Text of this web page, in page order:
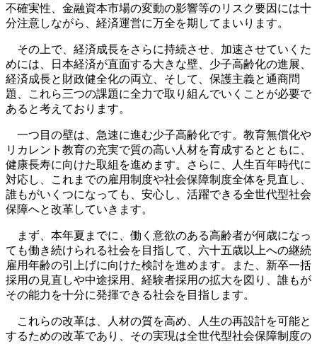
不確実性、金融資本市場の変動の影響等のリスク要因には十
分注意しながら、経済運営に万全を期してまいります。
その上で、経済成長をさらに持続させ、加速させていくた
めには、日本経済が直面する大きな壁、少子高齢化の進展、
経済成長と財政健全化の両立、そして、保護主義と通商問
題、これら三つの課題に全力で取り組んでいくことが必要で
あると考えております。
一つ目の壁は、急速に進む少子高齢化です。教育無償化や
リカレント教育の充実で質の高い人材を育成するとともに、
健康長寿に向けた取組を進めます。さらに、人生百年時代に
対応し、これまでの雇用制度や社会保障制度全体を見直し、
誰もがいくつになっても、安心し、活躍できる全世代型社会
保障へと改革していきます。
まず、本年夏までに、働く意欲のある高齢者が何歳になっ
ても働き続けられる社会を目指して、六十五歳以上への継続
雇用年齢の引上げに向けた検討を進めます。また、新卒一括
採用の見直しや中途採用、経験者採用の拡大を図り、誰もが
その能力を十分に発揮できる社会を目指します。
これらの改革は、人材の質を高め、人生の再設計を可能と
するための改革であり、その実現は全世代型社会保障制度の